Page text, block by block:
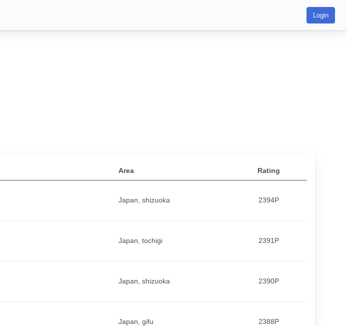
Login
Area Rating
Japan, shizuoka 2394P
Japan, tochigi 2391P
Japan, shizuoka 2390P
Japan, gifu 2388P